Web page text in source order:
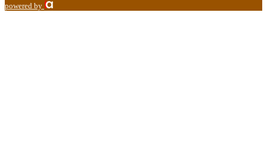
powered by